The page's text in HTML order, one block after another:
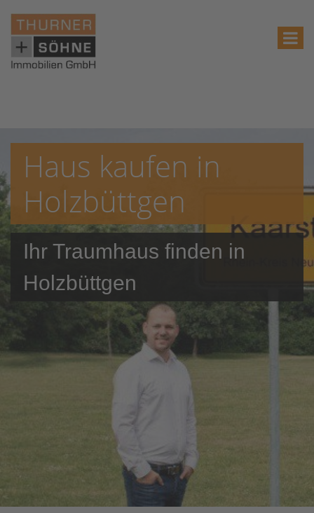
Haus kaufen in
Holzbüttgen
Ihr Traumhaus finden in
Holzbüttgen